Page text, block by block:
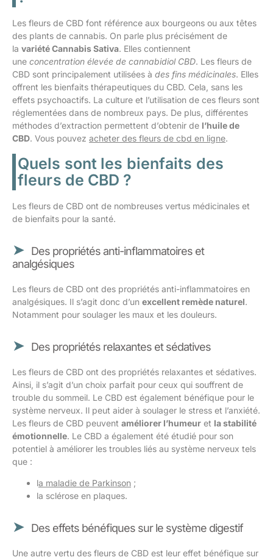
Les fleurs de CBD font référence aux bourgeons ou aux têtes
des plants de cannabis. On parle plus précisément de
la variété Cannabis Sativa. Elles contiennent
une concentration élevée de cannabidiol CBD. Les fleurs de
CBD sont principalement utilisées à des fins médicinales. Elles
offrent les bienfaits thérapeutiques du CBD. Cela, sans les
effets psychoactifs. La culture et l’utilisation de ces fleurs sont
réglementées dans de nombreux pays. De plus, différentes
méthodes d’extraction permettent d’obtenir de l’huile de
CBD. Vous pouvez acheter des fleurs de cbd en ligne.
Quels sont les bienfaits des
fleurs de CBD ?
Les fleurs de CBD ont de nombreuses vertus médicinales et
de bienfaits pour la santé.
Des propriétés anti-inflammatoires et
analgésiques
Les fleurs de CBD ont des propriétés anti-inflammatoires en
analgésiques. Il s’agit donc d’un excellent remède naturel.
Notamment pour soulager les maux et les douleurs.
Des propriétés relaxantes et sédatives
Les fleurs de CBD ont des propriétés relaxantes et sédatives.
Ainsi, il s’agit d’un choix parfait pour ceux qui souffrent de
trouble du sommeil. Le CBD est également bénéfique pour le
système nerveux. Il peut aider à soulager le stress et l’anxiété.
Les fleurs de CBD peuvent améliorer l’humeur et la stabilité
émotionnelle. Le CBD a également été étudié pour son
potentiel à améliorer les troubles liés au système nerveux tels
que :
la maladie de Parkinson ;
la sclérose en plaques.
Des effets bénéfiques sur le système digestif
Une autre vertu des fleurs de CBD est leur effet bénéfique sur